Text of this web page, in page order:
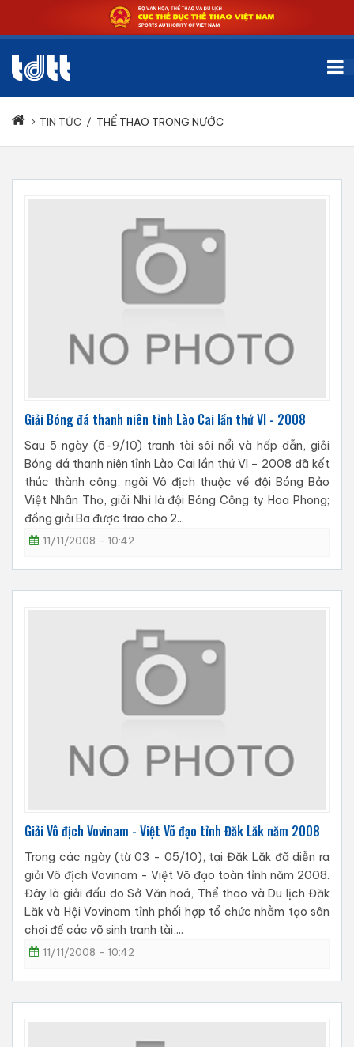
TIN TỨC / THỂ THAO TRONG NƯỚC
Giải Bóng đá thanh niên tỉnh Lào Cai lần thứ VI - 2008
Sau 5 ngày (5-9/10) tranh tài sôi nổi và hấp dẫn, giải
Bóng đá thanh niên tỉnh Lào Cai lần thứ VI – 2008 đã kết
thúc thành công, ngôi Vô địch thuộc về đội Bóng Bảo
Việt Nhân Thọ, giải Nhì là đội Bóng Công ty Hoa Phong;
đồng giải Ba được trao cho 2...
11/11/2008 - 10:42
Giải Vô địch Vovinam - Việt Võ đạo tỉnh Đăk Lăk năm 2008
Trong các ngày (từ 03 - 05/10), tại Đăk Lăk đã diễn ra
giải Vô địch Vovinam - Việt Võ đạo toàn tỉnh năm 2008.
Đây là giải đấu do Sở Văn hoá, Thể thao và Du lịch Đăk
Lăk và Hội Vovinam tỉnh phối hợp tổ chức nhằm tạo sân
chơi để các võ sinh tranh tài,...
11/11/2008 - 10:42